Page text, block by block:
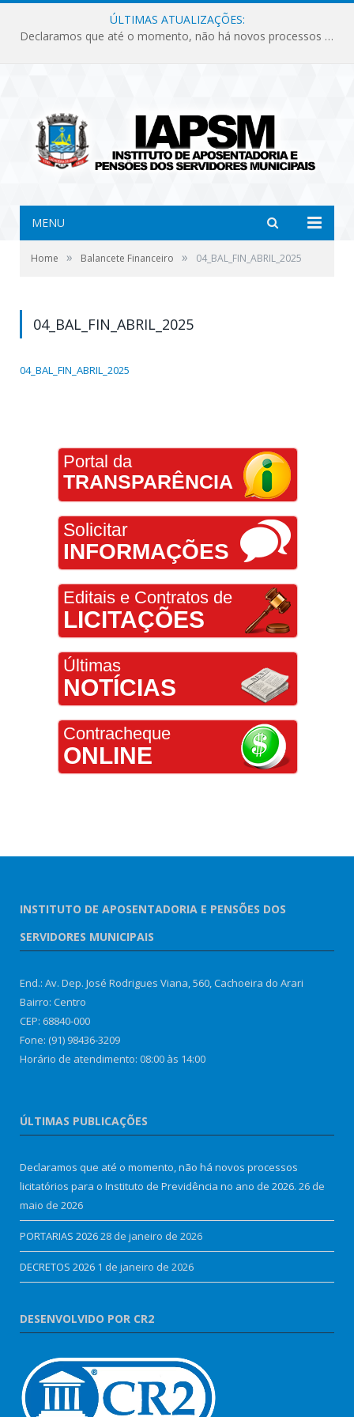
ÚLTIMAS ATUALIZAÇÕES:
Declaramos que até o momento, não há novos processos licitatórios para o Instituto de Previdência no ano de 2026.
MENU
Home » Balancete Financeiro » 04_BAL_FIN_ABRIL_2025
04_BAL_FIN_ABRIL_2025
04_BAL_FIN_ABRIL_2025
Portal da
TRANSPARÊNCIA
Solicitar
INFORMAÇÕES
Editais e Contratos de
LICITAÇÕES
Últimas
NOTÍCIAS
Contracheque
ONLINE
INSTITUTO DE APOSENTADORIA E PENSÕES DOS
SERVIDORES MUNICIPAIS
End.: Av. Dep. José Rodrigues Viana, 560, Cachoeira do Arari
Bairro: Centro
CEP: 68840-000
Fone: (91) 98436-3209
Horário de atendimento: 08:00 às 14:00
ÚLTIMAS PUBLICAÇÕES
Declaramos que até o momento, não há novos processos
licitatórios para o Instituto de Previdência no ano de 2026. 26 de
maio de 2026
PORTARIAS 202628 de janeiro de 2026
DECRETOS 2026 1 de janeiro de 2026
DESENVOLVIDO POR CR2